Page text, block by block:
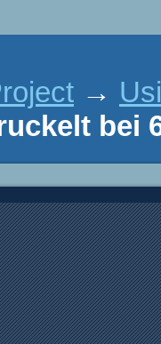
→
bei